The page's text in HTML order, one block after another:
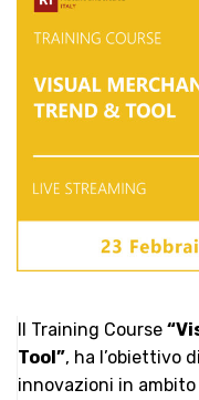
Il Training Course
Tool”, ha l’obiettivo
innovazioni in